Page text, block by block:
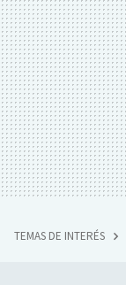
TEMAS DE INTERÉS